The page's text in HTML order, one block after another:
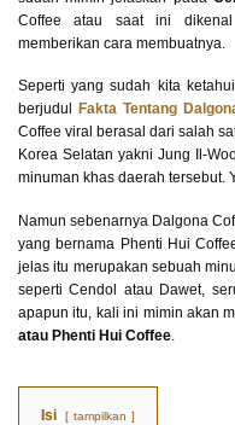
Coffee atau saat ini
memberikan cara membuatnya.
Seperti yang sudah kita
berjudul
Fakta Tentang
Coffee viral berasal dari salah
Korea Selatan yakni Jung Il-
minuman khas daerah tersebut.
Namun sebenarnya Dalgona
yang bernama Phenti Hui
jelas itu merupakan sebuah
seperti Cendol atau Dawet,
apapun itu, kali ini mimin akan
atau Phenti Hui Coffee
Isi tampilkan